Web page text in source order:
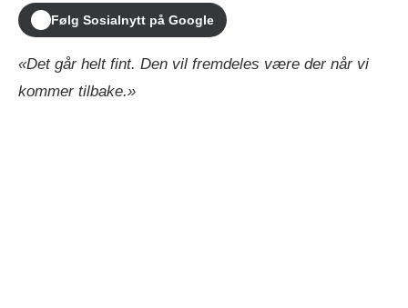
Følg Sosialnytt på Google
«Det går helt fint. Den vil fremdeles være der når vi
kommer tilbake.»